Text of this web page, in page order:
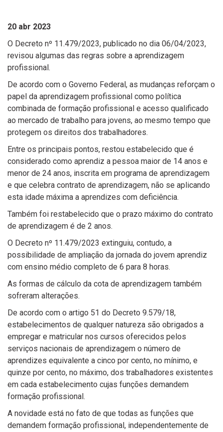
20 abr 2023
O Decreto nº 11.479/2023, publicado no dia 06/04/2023,
revisou algumas das regras sobre a aprendizagem
profissional.
De acordo com o Governo Federal, as mudanças reforçam o
papel da aprendizagem profissional como política
combinada de formação profissional e acesso qualificado
ao mercado de trabalho para jovens, ao mesmo tempo que
protegem os direitos dos trabalhadores.
Entre os principais pontos, restou estabelecido que é
considerado como aprendiz a pessoa maior de 14 anos e
menor de 24 anos, inscrita em programa de aprendizagem
e que celebra contrato de aprendizagem, não se aplicando
esta idade máxima a aprendizes com deficiência.
Também foi restabelecido que o prazo máximo do contrato
de aprendizagem é de 2 anos.
O Decreto nº 11.479/2023 extinguiu, contudo, a
possibilidade de ampliação da jornada do jovem aprendiz
com ensino médio completo de 6 para 8 horas.
As formas de cálculo da cota de aprendizagem também
sofreram alterações.
De acordo com o artigo 51 do Decreto 9.579/18,
estabelecimentos de qualquer natureza são obrigados a
empregar e matricular nos cursos oferecidos pelos
serviços nacionais de aprendizagem o número de
aprendizes equivalente a cinco por cento, no mínimo, e
quinze por cento, no máximo, dos trabalhadores existentes
em cada estabelecimento cujas funções demandem
formação profissional.
A novidade está no fato de que todas as funções que
demandem formação profissional, independentemente de